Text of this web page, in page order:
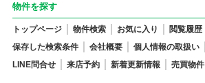
物件を探す
トップページ 物件検索 お気に入り 閲覧履歴
保存した検索条件
会社概要 個人情報の取扱い
LINE問合せ
来店予約 新着更新情報 売買物件